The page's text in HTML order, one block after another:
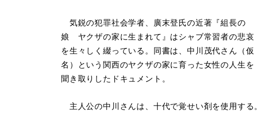
気鋭の犯罪社会学者、廣末登氏の近著『組長の
娘 ヤクザの家に生まれて』はシャブ常習者の悲哀
を生々しく綴っている。同書は、中川茂代さん（仮
名）という関西のヤクザの家に育った女性の人生を
聞き取りしたドキュメント。
主人公の中川さんは、十代で覚せい剤を使用する。